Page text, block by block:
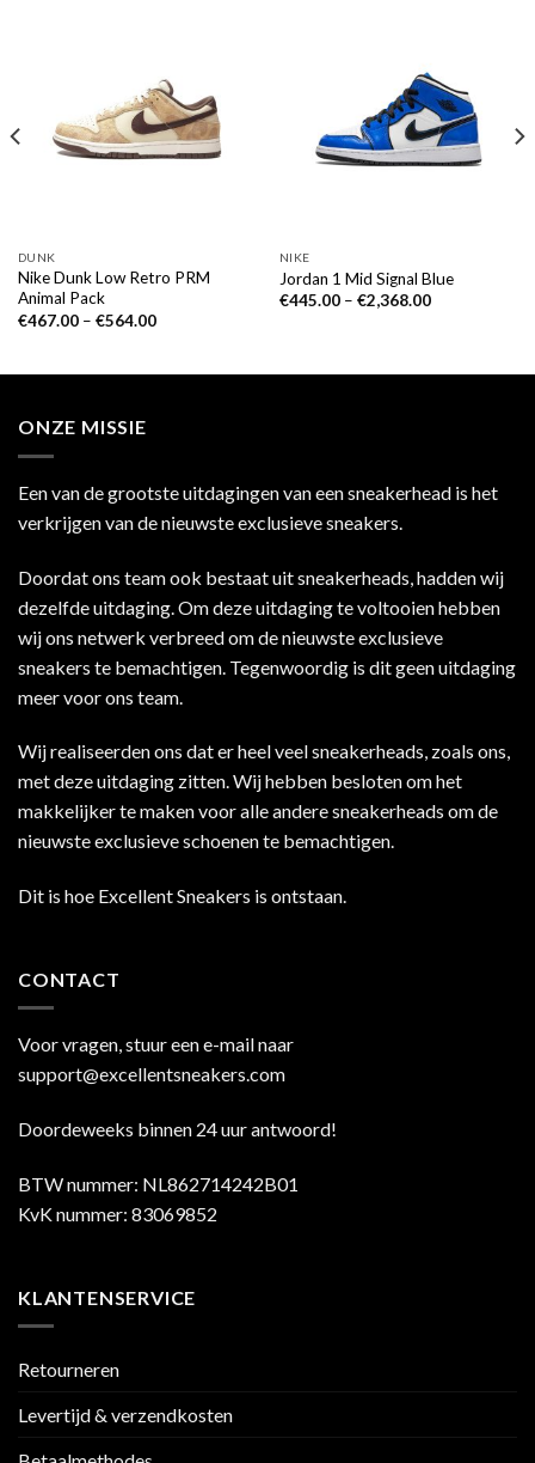
DUNK
Nike Dunk Low Retro PRM
Animal Pack
€467.00– €564.00
NIKE
Jordan 1 Mid Signal Blue
€445.00– €2,368.00
ONZE MISSIE
Een van de grootste uitdagingen van een sneakerhead is het
verkrijgen van de nieuwste exclusieve sneakers.
Doordat ons team ook bestaat uit sneakerheads, hadden wij
dezelfde uitdaging. Om deze uitdaging te voltooien hebben
wij ons netwerk verbreed om de nieuwste exclusieve
sneakers te bemachtigen. Tegenwoordig is dit geen uitdaging
meer voor ons team.
Wij realiseerden ons dat er heel veel sneakerheads, zoals ons,
met deze uitdaging zitten. Wij hebben besloten om het
makkelijker te maken voor alle andere sneakerheads om de
nieuwste exclusieve schoenen te bemachtigen.
Dit is hoe Excellent Sneakers is ontstaan.
CONTACT
Voor vragen, stuur een e-mail naar
support@excellentsneakers.com
Doordeweeks binnen 24 uur antwoord!
BTW nummer: NL862714242B01
KvK nummer: 83069852
KLANTENSERVICE
Retourneren
Levertijd & verzendkosten